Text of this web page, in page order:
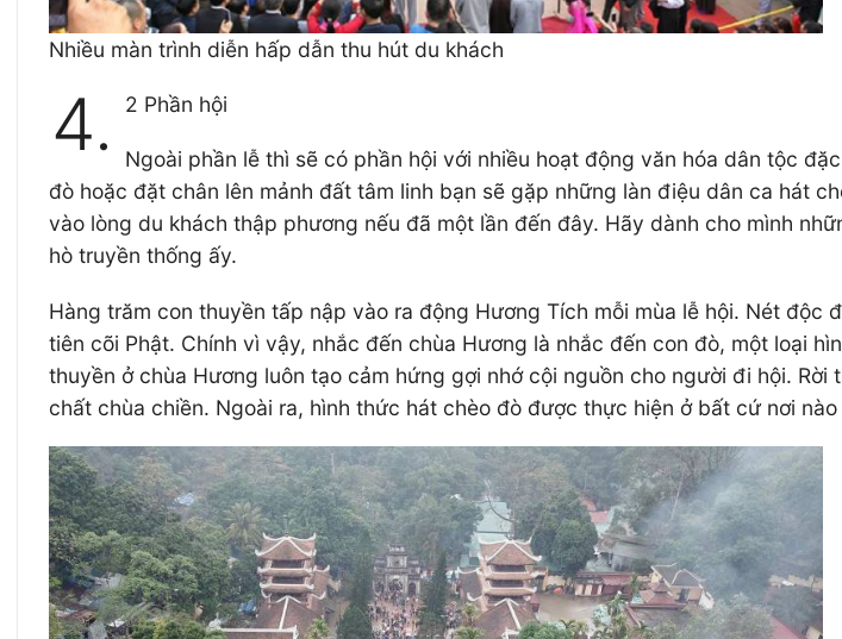
Nhiều màn trình diễn hấp dẫn thu hút du khách
4. 2 Phần hội
Ngoài phần lễ thì sẽ có phần hội với nhiều hoạt động văn hóa dân tộc
đò hoặc đặt chân lên mảnh đất tâm linh bạn sẽ gặp những làn điệu dân ca hát
vào lòng du khách thập phương nếu đã một lần đến đây. Hãy dành cho mình
hò truyền thống ấy.
Hàng trăm con thuyền tấp nập vào ra động Hương Tích mỗi mùa lễ hội. Nét
tiên cõi Phật. Chính vì vậy, nhắc đến chùa Hương là nhắc đến con đò, một loại
thuyền ở chùa Hương luôn tạo cảm hứng gợi nhớ cội nguồn cho người đi hội.
chất chùa chiền. Ngoài ra, hình thức hát chèo đò được thực hiện ở bất cứ nơi